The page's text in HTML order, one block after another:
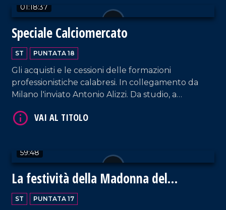
01:18:37
Speciale Calciomercato
ST PUNTATA 18
Gli acquisti e le cessioni delle formazioni
professionistiche calabresi. In collegamento da
Milano l'inviato Antonio Alizzi. Da studio, a
Patrizia De Napoli.
59:48
La festività della Madonna del
Miracolo
ST PUNTATA 17
VAI AL TITOLO